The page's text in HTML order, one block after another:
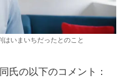
はいまいちだったとのこと
氏の以下のコメント：